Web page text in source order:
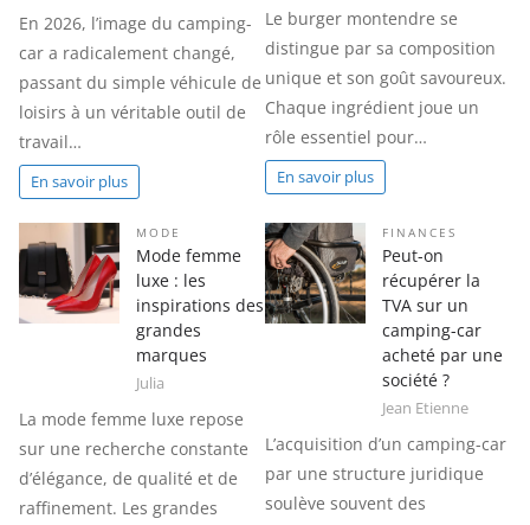
En 2026, l’image du camping-
car a radicalement changé,
passant du simple véhicule de
loisirs à un véritable outil de
travail…
En savoir plus
Le burger montendre se
distingue par sa composition
unique et son goût savoureux.
Chaque ingrédient joue un
rôle essentiel pour…
En savoir plus
MODE
Mode femme
luxe : les
inspirations des
grandes
marques
Julia
La mode femme luxe repose
sur une recherche constante
d’élégance, de qualité et de
raffinement. Les grandes
FINANCES
Peut-on
récupérer la
TVA sur un
camping-car
acheté par une
société ?
Jean Etienne
L’acquisition d’un camping-car
par une structure juridique
soulève souvent des